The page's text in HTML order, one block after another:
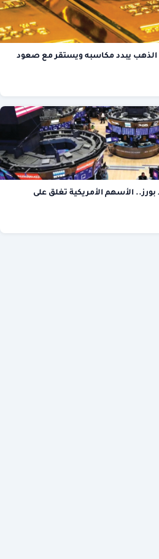
يبدد مكاسبه ويستقر مع صعود
بورز.. الأسهم الأمريكية تغلق على